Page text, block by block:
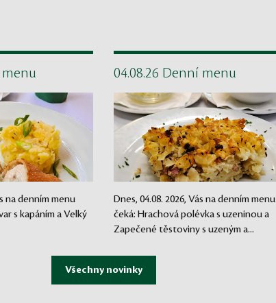
menu
na denním menu
s kapáním a Velký
04.08.26 Denní menu
Dnes, 04.08. 2026, Vás na denním menu
čeká: Hrachová polévka s uzeninou a
Zapečené těstoviny s uzeným a...